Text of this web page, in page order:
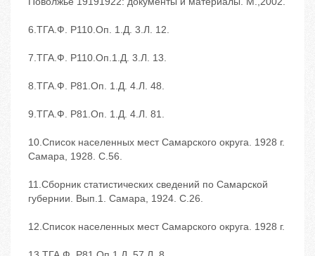
6.ТГА.‬Ф. Р110.‬Оп. 1.‬Д. 3.‬Л. 12.
7.ТГА.‬Ф. Р110.‬Оп.1.‬Д. 3.‬Л. 13.
8.ТГА.‬Ф. Р81.‬Оп. 1.‬Д. 4.‬Л. 48.
9.ТГА.‬Ф. Р81.‬Оп. 1.‬Д. 4.‬Л. 81.
10.Список населенных мест Самарского округа. 1928 г.
‬Самара, 1928. ‬С.56.
11.Сборник статистических сведений по Самарской
губернии. Вып.1. ‬Самара, 1924. ‬С.26.
12.Список населенных мест Самарского округа. 1928 г.